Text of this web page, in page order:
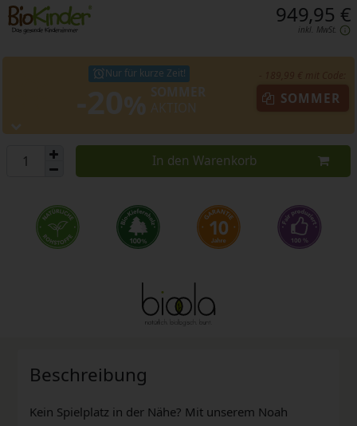
949,95 €
inkl. MwSt.
Nur für kurze Zeit!
SOMMER
In den Warenkorb
Beschreibung
Kein Spielplatz in der Nähe? Mit unserem Noah